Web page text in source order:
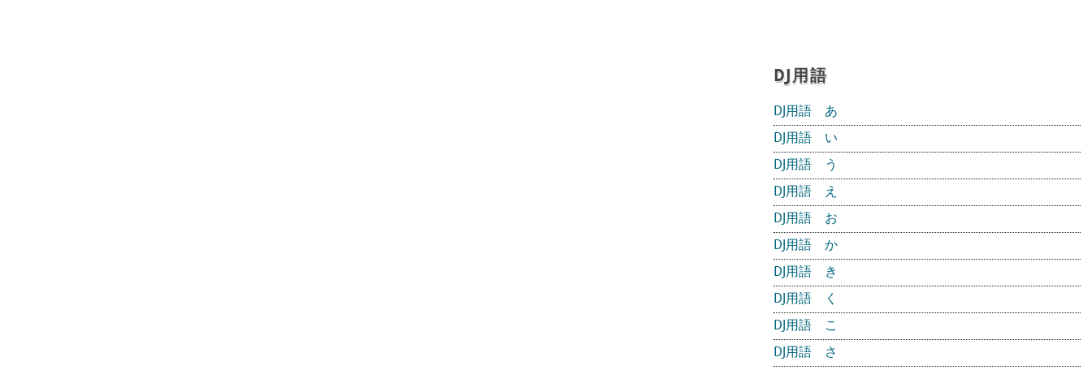
DJ用語
DJ用語 あ
DJ用語 い
DJ用語 う
DJ用語 え
DJ用語 お
DJ用語 か
DJ用語 き
DJ用語 く
DJ用語 こ
DJ用語 さ